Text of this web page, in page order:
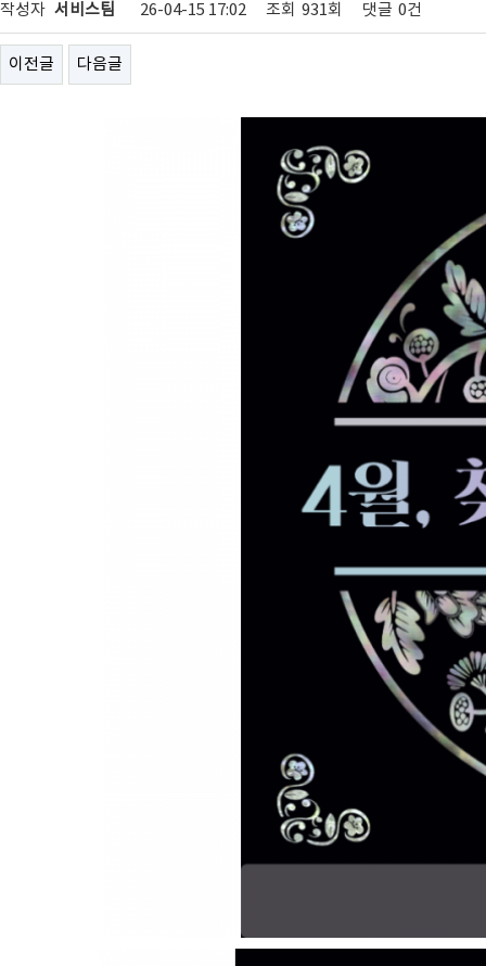
작성자 서비스팀 26-04-15 17:02 조회 931회 댓글 0건
이전글 다음글